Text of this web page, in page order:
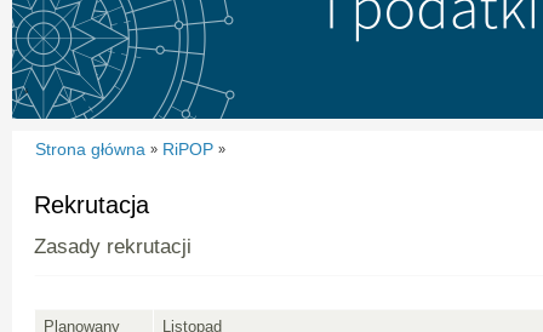
Strona główna » RiPOP »
Rekrutacja
Zasady rekrutacji
Planowany
Listopad